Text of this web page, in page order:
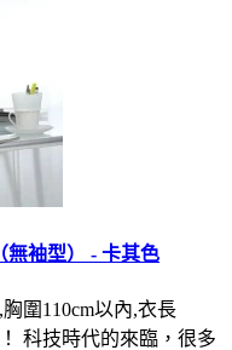
無袖型） - 卡其色
圍110cm以內,衣長
科技時代的來臨，很多